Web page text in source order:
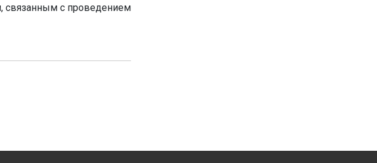
связанным с проведением